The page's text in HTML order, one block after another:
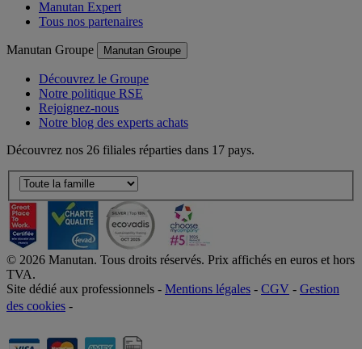
Manutan Expert
Tous nos partenaires
Manutan Groupe Manutan Groupe
Découvrez le Groupe
Notre politique RSE
Rejoignez-nous
Notre blog des experts achats
Découvrez nos 26 filiales réparties dans 17 pays.
© 2026 Manutan. Tous droits réservés. Prix affichés en euros et hors
TVA.
Site dédié aux professionnels - Mentions légales - CGV - Gestion
des cookies -